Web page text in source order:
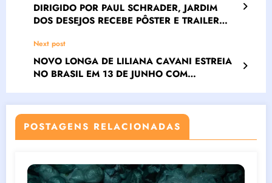
DIRIGIDO POR PAUL SCHRADER, JARDIM
DOS DESEJOS RECEBE PÔSTER E TRAILER
Next post
NOVO LONGA DE LILIANA CAVANI ESTREIA
NO BRASIL EM 13 DE JUNHO COM
POSTAGENS RELACIONADAS